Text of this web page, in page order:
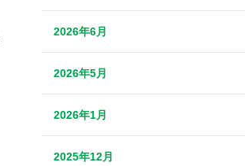
2026年6月
2026年5月
2026年1月
2025年12月